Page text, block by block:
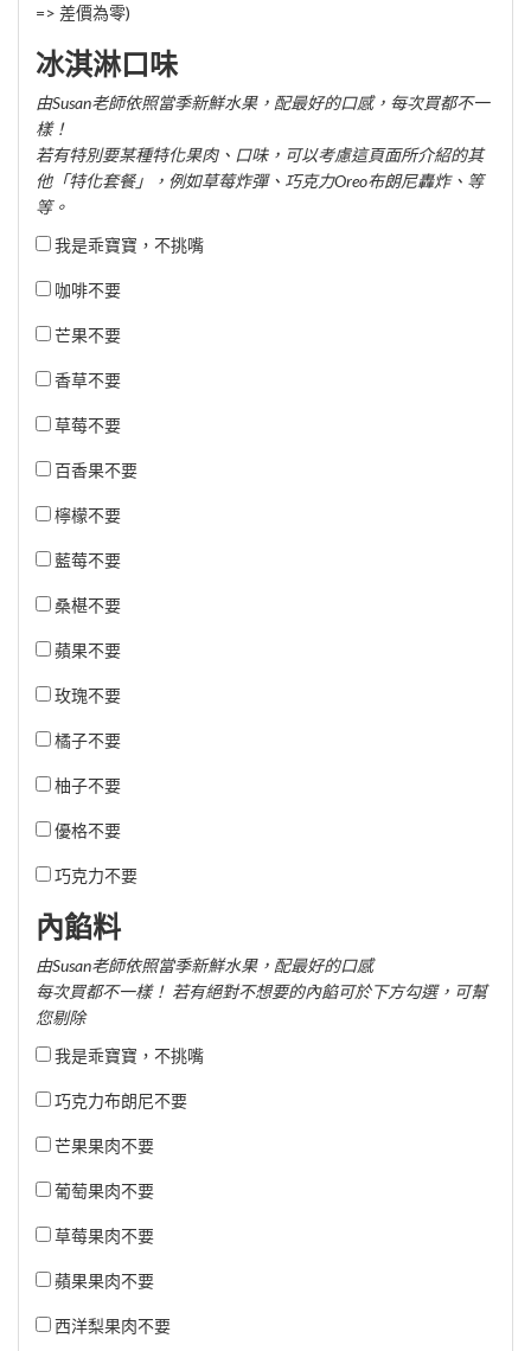
=> 差價為零)
冰淇淋口味
由Susan老師依照當季新鮮水果，配最好的口感，每次買都不一
樣！
若有特別要某種特化果肉、口味，可以考慮這頁面所介紹的其
他「特化套餐」，例如草莓炸彈、巧克力Oreo布朗尼轟炸、等
等。
我是乖寶寶，不挑嘴
咖啡不要
芒果不要
香草不要
草莓不要
百香果不要
檸檬不要
藍莓不要
桑椹不要
蘋果不要
玫瑰不要
橘子不要
柚子不要
優格不要
巧克力不要
內餡料
由Susan老師依照當季新鮮水果，配最好的口感
每次買都不一樣！ 若有絕對不想要的內餡可於下方勾選，可幫
您剔除
我是乖寶寶，不挑嘴
巧克力布朗尼不要
芒果果肉不要
葡萄果肉不要
草莓果肉不要
蘋果果肉不要
西洋梨果肉不要